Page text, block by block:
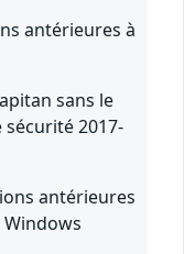
antérieures à
sans le
2017-
antérieures
Windows